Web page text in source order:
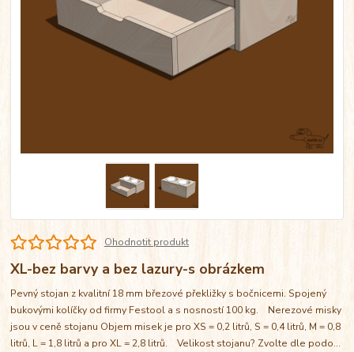
Ohodnotit produkt
XL-bez barvy a bez lazury-s obrázkem
Pevný stojan z kvalitní 18 mm březové překližky s bočnicemi. Spojený
bukovými kolíčky od firmy Festool a s nosností 100 kg. Nerezové misky
jsou v ceně stojanu Objem misek je pro XS = 0,2 litrů, S = 0,4 litrů, M = 0,8
litrů, L = 1,8 litrů a pro XL = 2,8 litrů. Velikost stojanu? Zvolte dle podo...